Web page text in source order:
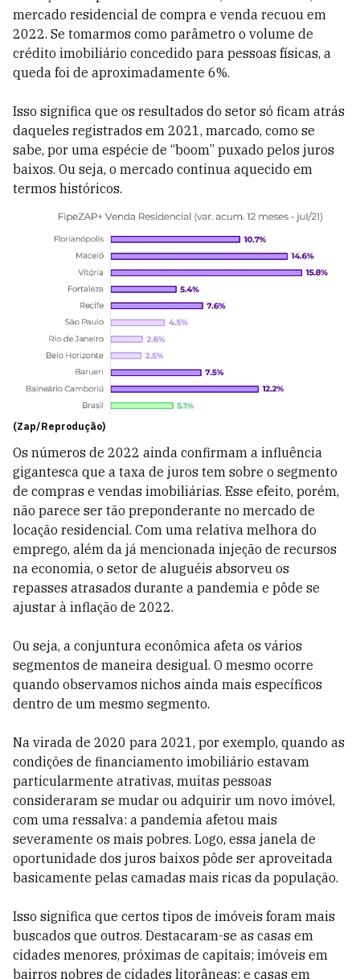
mercado residencial de compra e venda recuou em
2022. Se tomarmos como parâmetro o volume de
crédito imobiliário concedido para pessoas físicas, a
queda foi de aproximadamente 6%.
Isso significa que os resultados do setor só ficam atrás
daqueles registrados em 2021, marcado, como se
sabe, por uma espécie de “boom” puxado pelos juros
baixos. Ou seja, o mercado continua aquecido em
termos históricos.
(Zap/Reprodução)
Os números de 2022 ainda confirmam a influência
gigantesca que a taxa de juros tem sobre o segmento
de compras e vendas imobiliárias. Esse efeito, porém,
não parece ser tão preponderante no mercado de
locação residencial. Com uma relativa melhora do
emprego, além da já mencionada injeção de recursos
na economia, o setor de aluguéis absorveu os
repasses atrasados durante a pandemia e pôde se
ajustar à inflação de 2022.
Ou seja, a conjuntura econômica afeta os vários
segmentos de maneira desigual. O mesmo ocorre
quando observamos nichos ainda mais específicos
dentro de um mesmo segmento.
Na virada de 2020 para 2021, por exemplo, quando as
condições de financiamento imobiliário estavam
particularmente atrativas, muitas pessoas
consideraram se mudar ou adquirir um novo imóvel,
com uma ressalva: a pandemia afetou mais
severamente os mais pobres. Logo, essa janela de
oportunidade dos juros baixos pôde ser aproveitada
basicamente pelas camadas mais ricas da população.
Isso significa que certos tipos de imóveis foram mais
buscados que outros. Destacaram-se as casas em
cidades menores, próximas de capitais; imóveis em
bairros nobres de cidades litorâneas; e casas em